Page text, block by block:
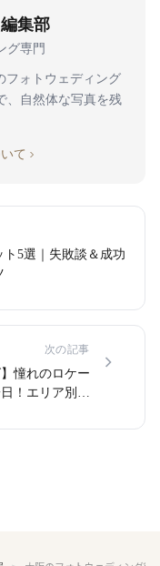
集部
グ専門
フォトウェディング
、自然体な写真を残
て
5選｜失敗談＆成功
次の記事
憧れのロケー
！エリア別に